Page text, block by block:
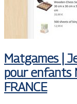
Matgames |
pour enfants
FRANCE